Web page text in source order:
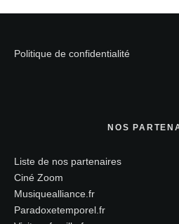
Politique de confidentialité
NOS
Liste de nos partenaires
Ciné Zoom
Musiquealliance.fr
Paradoxetemporel.fr